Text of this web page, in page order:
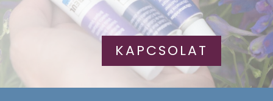
KAPCSOLAT